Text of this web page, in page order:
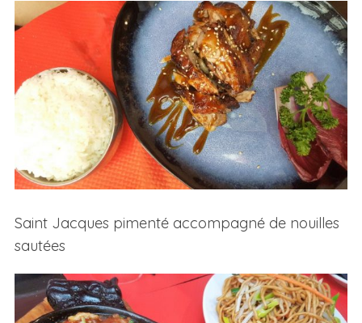
Saint Jacques pimenté accompagné de nouilles
sautées